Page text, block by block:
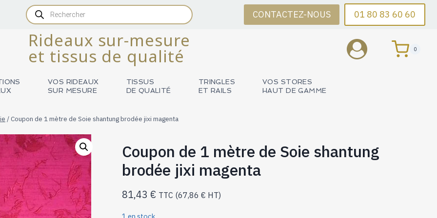
Recherche
de
produits
CONTACTEZ-NOUS 01 80 83 60 60
Rideaux sur-mesure
et tissus de qualité
0
VOS RIDEAUX
SUR MESURE
TISSUS
DE QUALITÉ
TRINGLES
ET RAILS
VOS STORES
HAUT DE GAMME
/Coupon de 1 mètre de Soie shantung brodée jixi magenta
Coupon de 1 mètre de Soie shantung
brodée jixi magenta
81,43 € TTC (67,86 € HT)